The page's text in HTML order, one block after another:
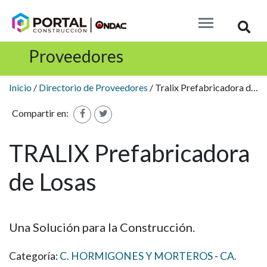
Proveedores
Inicio / Directorio de Proveedores / Tralix Prefabricadora de Losas
Compartir en:
TRALIX Prefabricadora
de Losas
Una Solución para la Construcción.
Categoría:C. HORMIGONES Y MORTEROS
CA.